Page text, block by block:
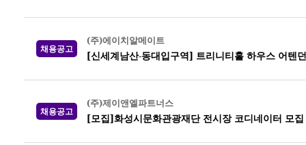
채용공고
(주)에이치알메이트
[신세계남산-동대입구역] 트리니티홀 하우스 어텐
채용공고
(주)제이앤엘파트너스
[모집]화성시문화관광재단 전시장 코디네이터 모집